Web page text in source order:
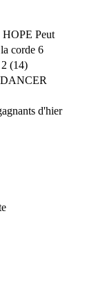
Peut
corde 6
(14)
d'hier